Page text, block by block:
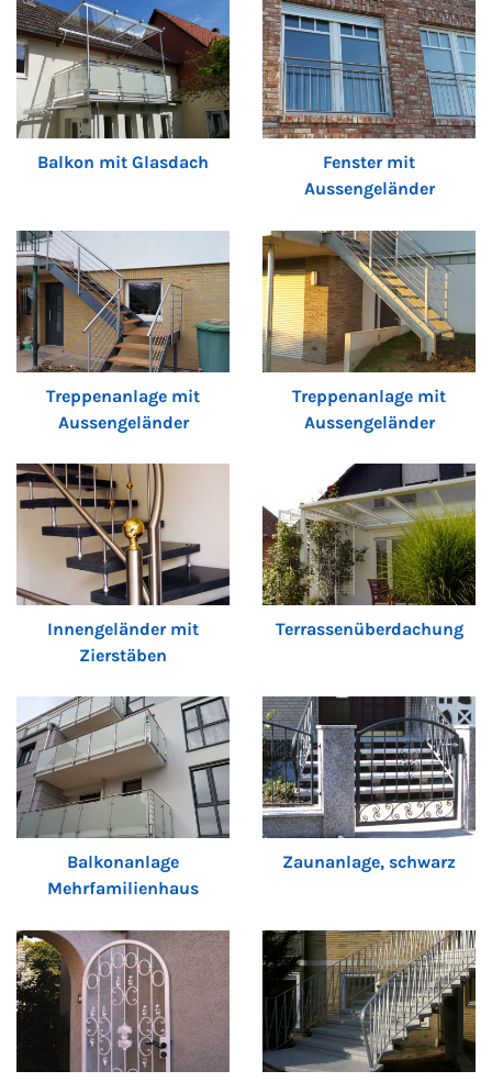
Balkon mit Glasdach
Fenster mit
Aussengeländer
Treppenanlage mit
Aussengeländer
Treppenanlage mit
Aussengeländer
Innengeländer mit
Zierstäben
Terrassenüberdachung
Balkonanlage
Mehrfamilienhaus
Zaunanlage, schwarz